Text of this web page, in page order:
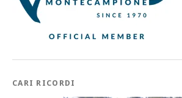
CARI RICORDI